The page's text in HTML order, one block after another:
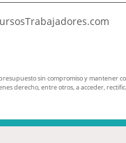
sin compromiso y mantener
derecho, entre otros, a acceder,